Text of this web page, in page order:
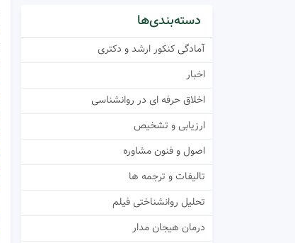
دسته‌بندی‌ها
آمادگی کنکور ارشد و دکتری
اخبار
اخلاق حرفه ای در روانشناسی
ارزیابی و تشخیص
اصول و فنون مشاوره
تالیفات و ترجمه ها
تحلیل روانشناختی فیلم
درمان هیجان مدار